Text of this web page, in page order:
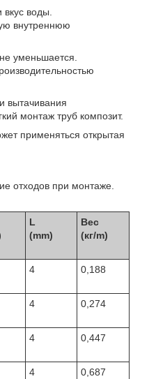
воды.
внутреннюю
уменьшается.
вытачивания
монтаж труб композит.
применяться открытая
отходов при монтаже.
L
(mm)
Вес
(кг/m)
4 0,188
4 0,274
4 0,447
4 0,687